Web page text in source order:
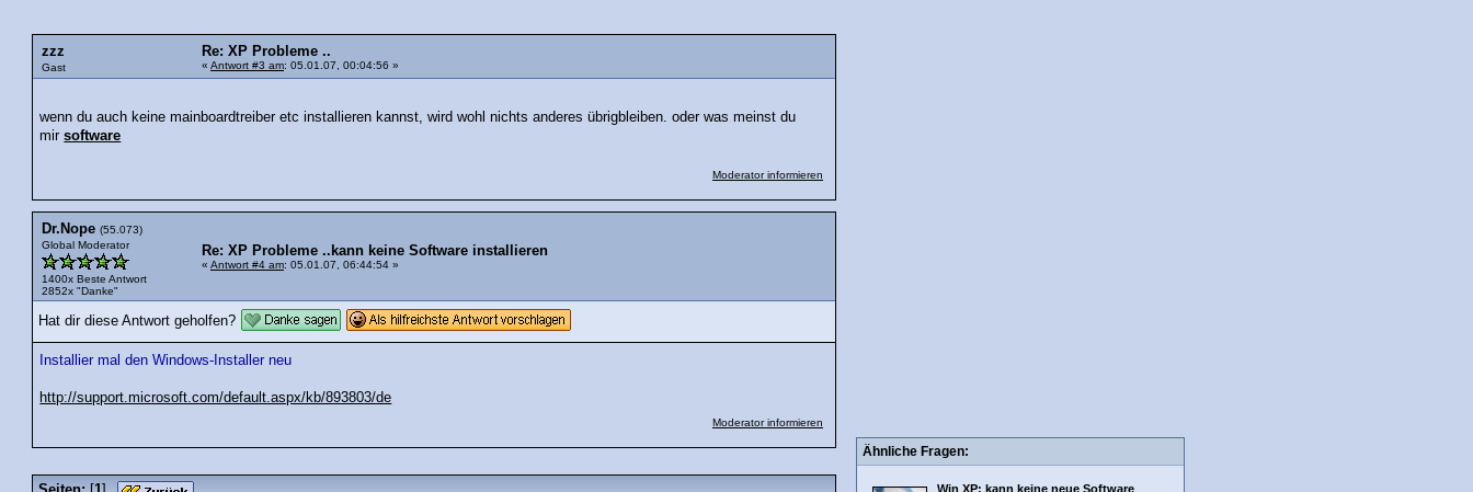
zzz
Gast
Re: XP Probleme ..
« Antwort #3 am: 05.01.07, 00:04:56 »
wenn du auch keine mainboardtreiber etc installieren kannst, wird wohl nichts anderes übrigbleiben. oder was meinst du
mirsoftware
Moderator informieren
Dr.Nope (55.073)
Global Moderator
1400x Beste Antwort
2852x "Danke"
Re: XP Probleme ..kann keine Software installieren
« Antwort #4 am: 05.01.07, 06:44:54 »
Hat dir diese Antwort geholfen?
Installier mal den Windows-Installer neu
http://support.microsoft.com/default.aspx/kb/893803/de
Moderator informieren
Ähnliche Fragen:
Win XP: kann keine neue Software